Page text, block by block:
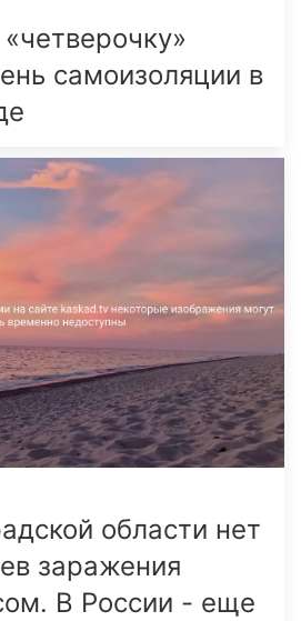
самоизоляции в
области нет
заражения
В России - еще